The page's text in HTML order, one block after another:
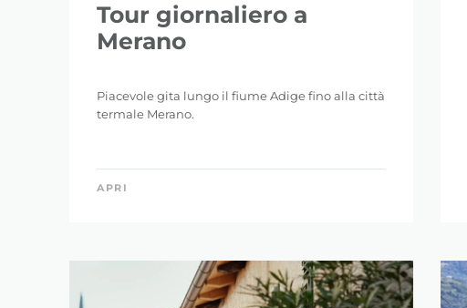
Tour giornaliero a
Merano
Piacevole gita lungo il fiume Adige fino alla città
termale Merano.
APRI